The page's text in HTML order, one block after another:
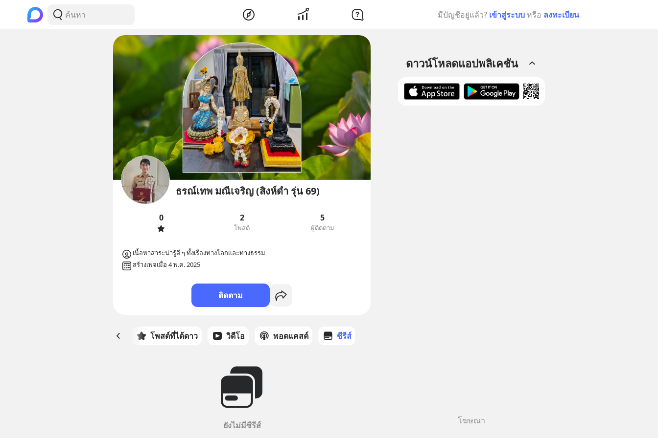
มีบัญชีอยู่แล้ว? เข้าสู่ระบบ หรือ ลงทะเบียน
ธรณ์เทพ มณีเจริญ (สิงห์ดำ รุ่น 69)
0 2
โพสต์
5
ผู้ติดตาม
เนื้อหาสาระน่ารู้ดี ๆ ทั้งเรื่องทางโลกและทางธรรม
สร้างเพจเมื่อ 4 พ.ค. 2025
ติดตาม
หน้าหลัก โพสต์ที่ได้ดาว วิดีโอ พอดแคสต์ ซีรีส์
ยังไม่มีซีรีส์
ดาวน์โหลดแอปพลิเคชัน
โฆษณา